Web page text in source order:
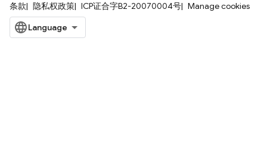
条款 隐私权政策 ICP证合字B2-20070004号 Manage cookies